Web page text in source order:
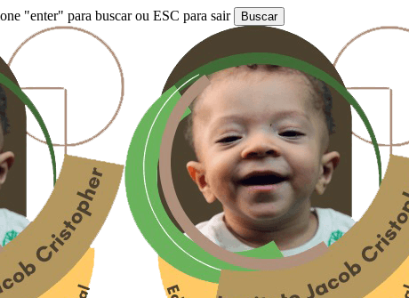
"enter" para buscar ou ESC para sair Buscar